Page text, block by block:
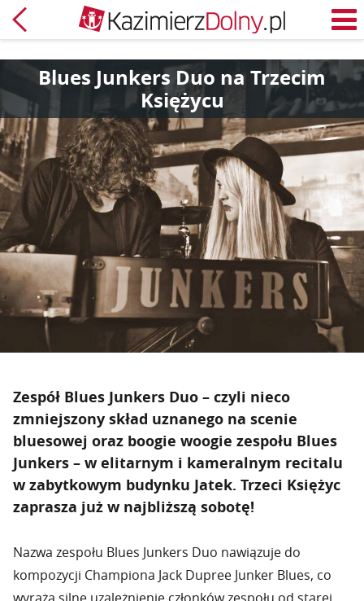
Powrót
Blues Junkers Duo na Trzecim
Księżycu
Zespół Blues Junkers Duo – czyli nieco
zmniejszony skład uznanego na scenie
bluesowej oraz boogie woogie zespołu Blues
Junkers – w elitarnym i kameralnym recitalu
w zabytkowym budynku Jatek. Trzeci Księżyc
zaprasza już w najbliższą sobotę!
Nazwa zespołu Blues Junkers Duo nawiązuje do
kompozycji Championa Jack Dupree Junker Blues, co